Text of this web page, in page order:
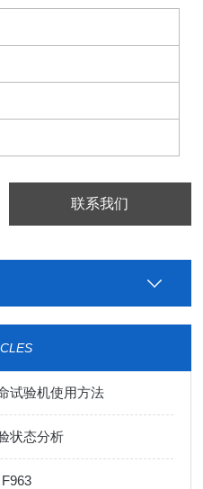
联系我们
试验机使用方法
状态分析